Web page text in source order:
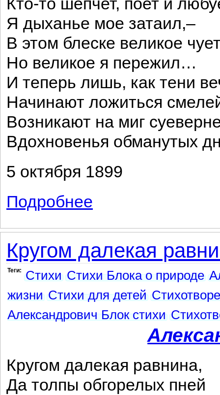
Кто-то шепчет, поет и
Я дыханье мое затаил,–
В этом блеске великое
Но великое я пережил…
И теперь лишь, как тени
Начинают ложиться
Возникают на миг
Вдохновенья обманутых
5 октября 1899
Подробнее
Кругом далекая
Теги: Стихи Стихи Блока о природе
жизни Стихи для детей
Александрович Блок стихи
Кругом далекая равнина,
Да толпы обгорелых пней